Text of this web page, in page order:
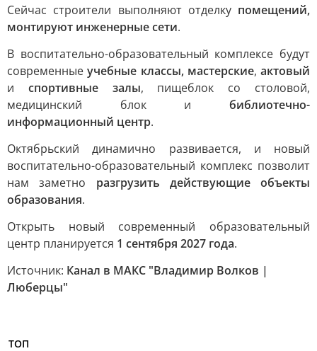
Сейчас строители выполняют отделку помещений,
монтируют инженерные сети.
В воспитательно-образовательный комплексе будут
современныеучебные классы, мастерские, актовый
и спортивные залы, пищеблок со столовой,
медицинский блок и библиотечно-
информационный центр.
Октябрьский динамично развивается, и новый
воспитательно-образовательный комплекс позволит
нам заметно разгрузить действующие объекты
образования.
Открыть новый современный образовательный
центр планируется 1 сентября 2027 года.
Источник: Канал в МАКС "Владимир Волков |
Люберцы"
ТОП